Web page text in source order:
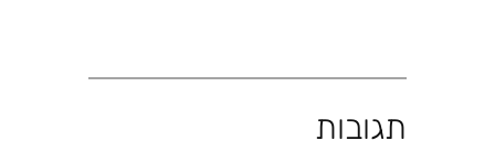
תגובות